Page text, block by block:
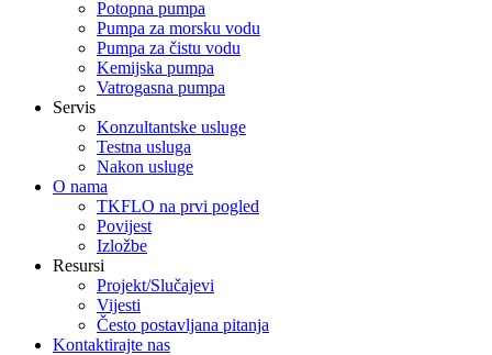
Potopna pumpa
Pumpa za morsku vodu
Pumpa za čistu vodu
Kemijska pumpa
Vatrogasna pumpa
Servis
Konzultantske usluge
Testna usluga
Nakon usluge
O nama
TKFLO na prvi pogled
Povijest
Izložbe
Resursi
Projekt/Slučajevi
Vijesti
Često postavljana pitanja
Kontaktirajte nas